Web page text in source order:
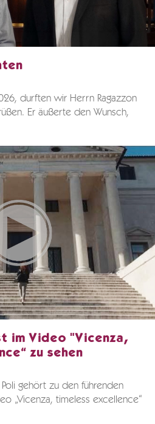
durften wir Herrn Ragazzon
Er äußerte den Wunsch,
im Video "Vicenza,
zu sehen
Poli gehört zu den führenden
„Vicenza, timeless excellence“